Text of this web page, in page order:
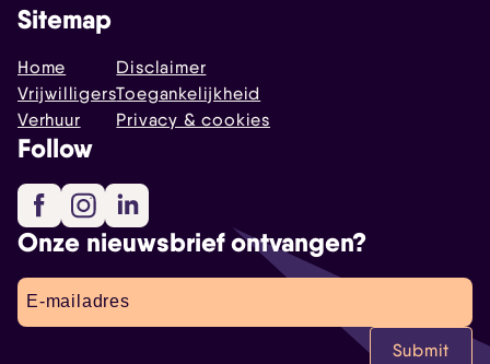
Sitemap
Home
Vrijwilligers
Verhuur
Disclaimer
Toegankelijkheid
Privacy & cookies
Follow
FacebookInstagram
Onze nieuwsbrief ontvangen?